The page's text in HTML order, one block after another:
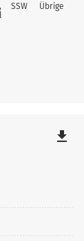
SSW Übrige
file_download